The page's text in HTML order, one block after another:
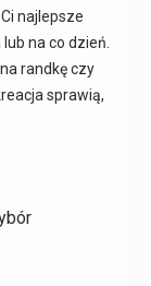
najlepsze
na co dzień.
randkę czy
sprawią,